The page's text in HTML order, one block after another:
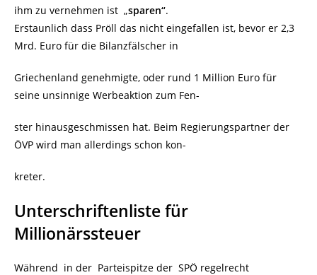
ihm zu vernehmen ist „sparen“.
Erstaunlich dass Pröll das nicht eingefallen ist, bevor er 2,3
Mrd. Euro für die Bilanzfälscher in
Griechenland genehmigte, oder rund 1 Million Euro für
seine unsinnige Werbeaktion zum Fen-
ster hinausgeschmissen hat. Beim Regierungspartner der
ÖVP wird man allerdings schon kon-
kreter.
Unterschriftenliste für
Millionärssteuer
Während in der Parteispitze der SPÖ regelrecht